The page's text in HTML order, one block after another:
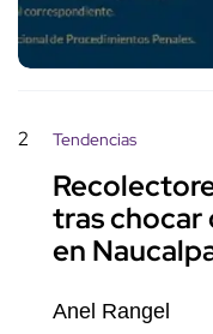
2 Tendencias
tras chocar
en
Anel Rangel